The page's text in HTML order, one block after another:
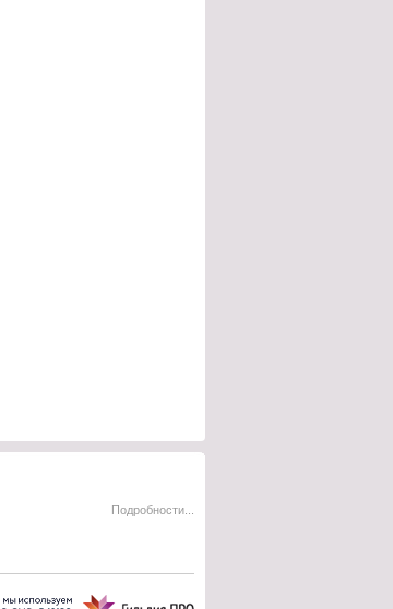
Подробности...